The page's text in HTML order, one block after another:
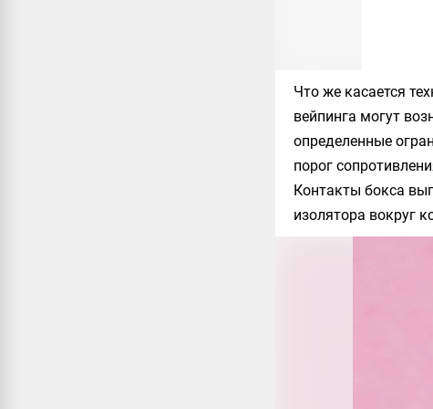
Что же касается
вейпинга могут
определенные
порог
Контакты бокса
изолятора вокруг